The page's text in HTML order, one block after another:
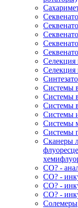
Селекция
Селекция
Системы
Системы
Системы
Системы
Системы
Системы
Сканеры
СО? -
СО? -
СО? -
СО? -
Солемеры